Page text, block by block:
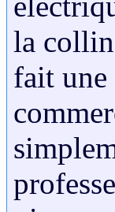
la
fait une